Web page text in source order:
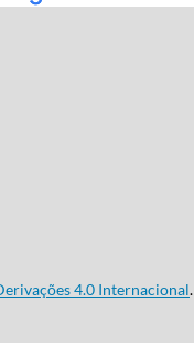
4.0 Internacional.